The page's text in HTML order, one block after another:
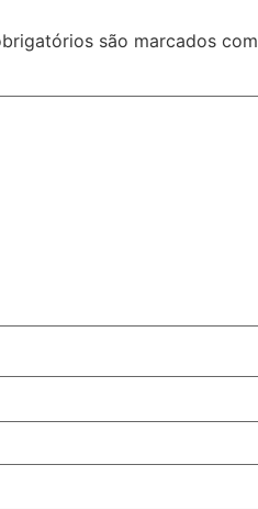
são marcados com